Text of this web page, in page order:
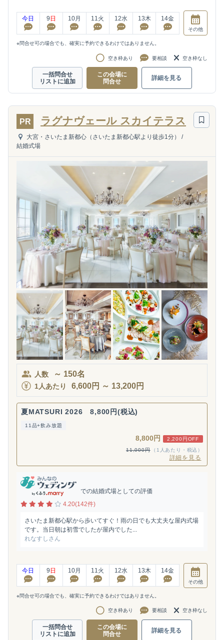
今日 9 日 10月 11火 12水 13木 14金
その他
※問合せ可の場合でも、確実に予約できるわけではありません。
空き枠あり 要相談 空き枠なし
一括問合せ
リストに追加
この会場に
問合せ
詳細を見る
PR ラグナヴェール スカイテラス
大宮・さいたま新都心（さいたま新都心駅より徒歩1分）
/
結婚式場
人数 ～ 150名
1人あたり 6,600円 ～ 13,200円
夏MATSURI 2026 8,800円(税込)
11品+飲み放題
8,800円
2,200円OFF
11,000円
（1人あたり・税込）
詳細を見る
での結婚式場としての評価
4.20(142件)
さいたま新都心駅から歩いてすぐ！雨の日でも大丈夫な屋内式場
です。当日朝は初雪でしたが屋内でした...
れなすしさん
今日 9 日 10月 11火 12水 13木 14金
その他
※問合せ可の場合でも、確実に予約できるわけではありません。
空き枠あり 要相談 空き枠なし
一括問合せ
リストに追加
この会場に
問合せ
詳細を見る